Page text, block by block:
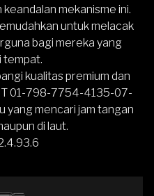
mekanisme ini.
untuk melacak
bagi mereka yang
tempat.
kualitas premium dan
01-798-7754-4135-07-
yang mencari jam tangan
di laut.